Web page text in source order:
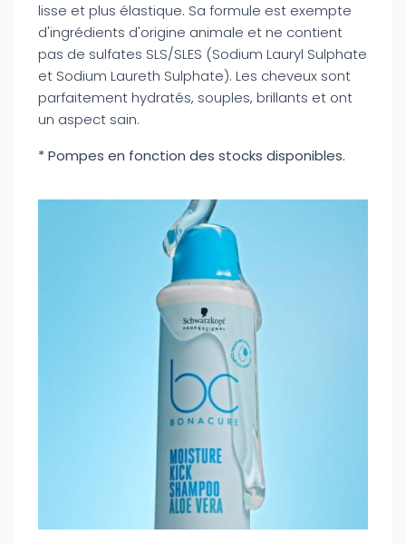
lisse et plus élastique. Sa formule est exempte
d'ingrédients d'origine animale et ne contient
pas de sulfates SLS/SLES (Sodium Lauryl Sulphate
et Sodium Laureth Sulphate). Les cheveux sont
parfaitement hydratés, souples, brillants et ont
un aspect sain.
* Pompes en fonction des stocks disponibles.